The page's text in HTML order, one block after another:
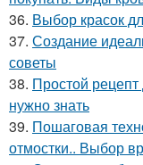
36. Выбор красок
37. Создание
советы
38. Простой
нужно знать
39. Пошаговая
отмостки.. Выбор